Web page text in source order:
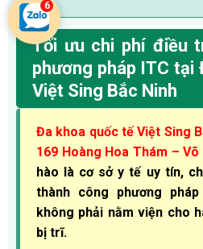
Tối ưu chi phí điều
phương pháp ITC tại
Việt Sing Bắc Ninh
Đa khoa quốc tế Việt Sing
169 Hoàng Hoa Thám –
hào là cơ sở y tế uy tín,
thành công phương
không phải nằm viện cho
bị trĩ.